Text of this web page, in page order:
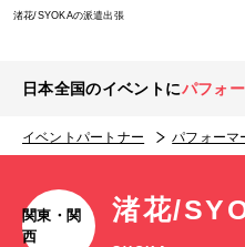
渚花/SYOKAの派遣出張
日本全国のイベントにパフォ
イベントパートナー パフォーマ
関東・関
西
渚花/